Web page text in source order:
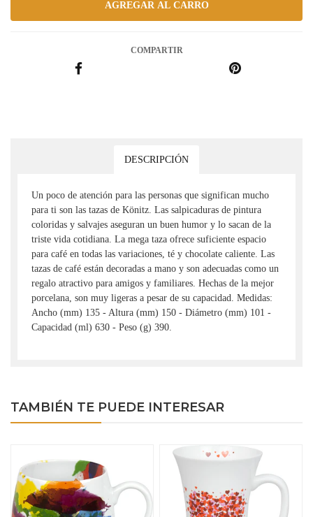
COMPARTIR
DESCRIPCIÓN
Un poco de atención para las personas que significan mucho
para ti son las tazas de Könitz. Las salpicaduras de pintura
coloridas y salvajes aseguran un buen humor y lo sacan de la
triste vida cotidiana. La mega taza ofrece suficiente espacio
para café en todas las variaciones, té y chocolate caliente. Las
tazas de café están decoradas a mano y son adecuadas como un
regalo atractivo para amigos y familiares. Hechas de la mejor
porcelana, son muy ligeras a pesar de su capacidad. Medidas:
Ancho (mm) 135 - Altura (mm) 150 - Diámetro (mm) 101 -
Capacidad (ml) 630 - Peso (g) 390.
TAMBIÉN TE PUEDE INTERESAR